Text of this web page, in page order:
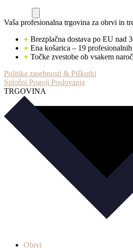
Vaša profesionalna trgovina za obrvi in
Brezplačna dostava po EU nad
Ena košarica – 19
Točke zvestobe ob vsakem
Politika zasebnosti & Piškotki
Splošni Pogoji Poslovanja
TRGOVINA
Obrvi